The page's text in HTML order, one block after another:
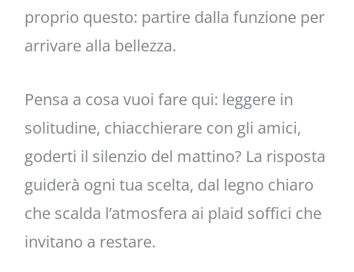
proprio questo: partire dalla funzione per
arrivare alla bellezza.
Pensa a cosa vuoi fare qui: leggere in
solitudine, chiacchierare con gli amici,
goderti il silenzio del mattino? La risposta
guiderà ogni tua scelta, dal legno chiaro
che scalda l’atmosfera ai plaid soffici che
invitano a restare.